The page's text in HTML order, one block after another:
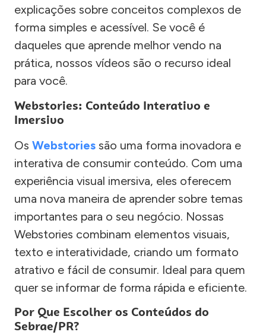
explicações sobre conceitos complexos de
forma simples e acessível. Se você é
daqueles que aprende melhor vendo na
prática, nossos vídeos são o recurso ideal
para você.
Webstories: Conteúdo Interativo e
Imersivo
Os Webstories são uma forma inovadora e
interativa de consumir conteúdo. Com uma
experiência visual imersiva, eles oferecem
uma nova maneira de aprender sobre temas
importantes para o seu negócio. Nossas
Webstories combinam elementos visuais,
texto e interatividade, criando um formato
atrativo e fácil de consumir. Ideal para quem
quer se informar de forma rápida e eficiente.
Por Que Escolher os Conteúdos do
Sebrae/PR?